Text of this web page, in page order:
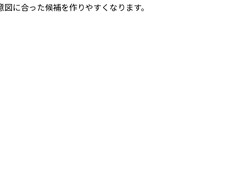
に合った候補を作りやすくなります。